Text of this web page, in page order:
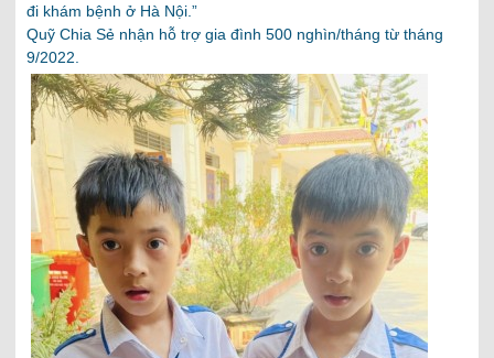
đi khám bệnh ở Hà Nội.”
Quỹ Chia Sẻ nhận hỗ trợ gia đình 500 nghìn/tháng từ tháng
9/2022.